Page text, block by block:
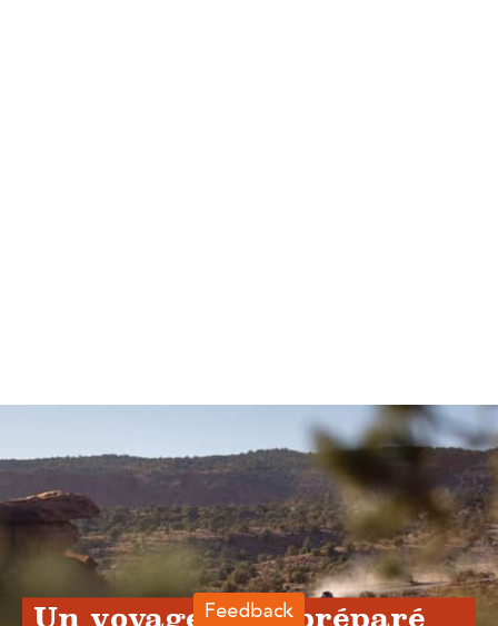
Un voyage bien préparé